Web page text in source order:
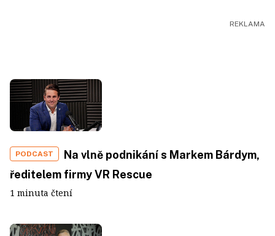
PODCAST
Na vlně podnikání s Markem Bárdym,
ředitelem firmy VR Rescue
1 minuta čtení